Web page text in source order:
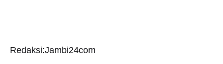
Redaksi:Jambi24com